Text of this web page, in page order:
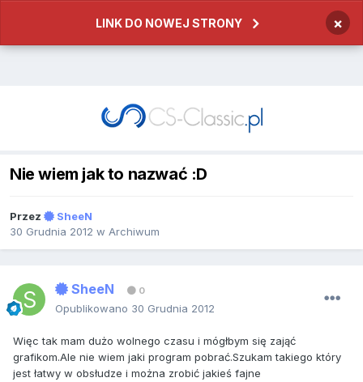
LINK DO NOWEJ STRONY ×
Nie wiem jak to nazwać :D
Przez
SheeN
30 Grudnia 2012 w Archiwum
SheeN 0
Opublikowano 30 Grudnia 2012
Więc tak mam dużo wolnego czasu i mógłbym się zająć
grafikom.Ale nie wiem jaki program pobrać.Szukam takiego który
jest łatwy w obsłudze i można zrobić jakieś fajne